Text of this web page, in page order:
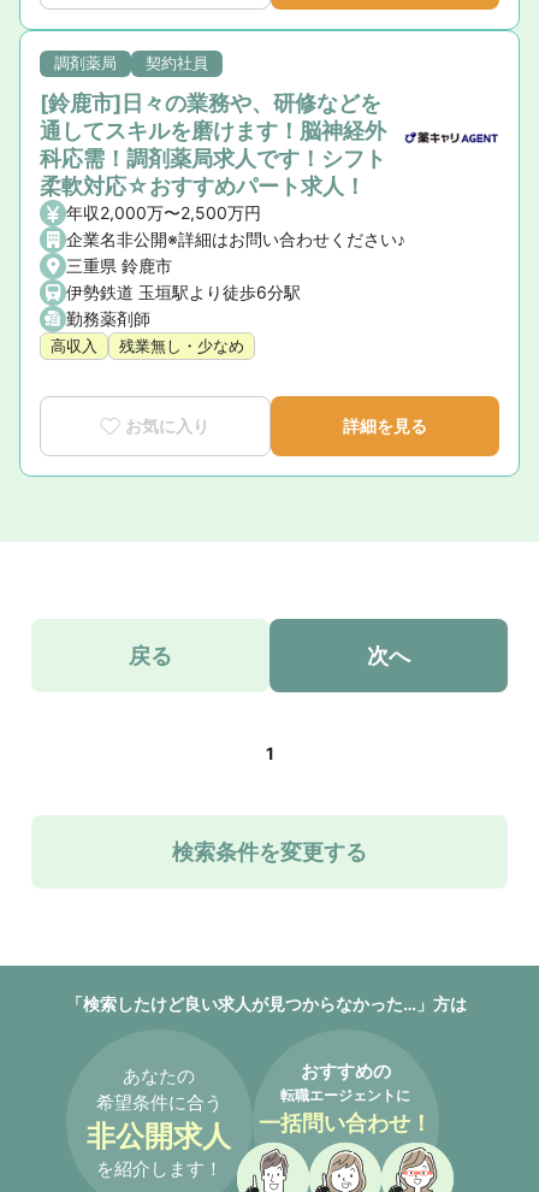
調剤薬局 契約社員
[鈴鹿市]日々の業務や、研修などを
通してスキルを磨けます！脳神経外
科応需！調剤薬局求人です！シフト
柔軟対応☆おすすめパート求人！
年収2,000万〜2,500万円
企業名非公開※詳細はお問い合わせください♪
三重県 鈴鹿市
伊勢鉄道 玉垣駅より徒歩6分駅
勤務薬剤師
高収入 残業無し・少なめ
お気に入り 詳細を見る
戻る 次へ
1
検索条件を変更する
「検索したけど良い求人が見つからなかった…」方は
あなたの
希望条件に合う
非公開求人
を紹介します！
おすすめの
転職エージェントに
一括問い合わせ！